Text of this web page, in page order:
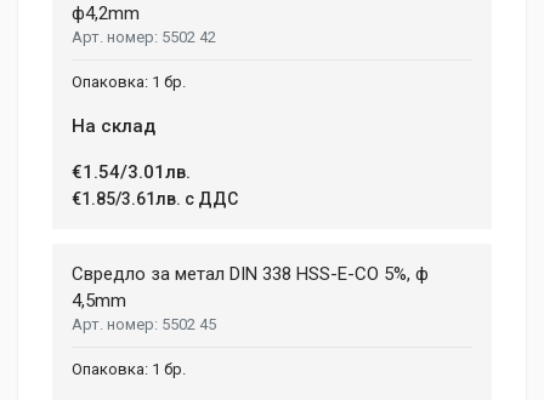
Post Your Review
ф4,2mm
5502 42
1 бр.
На склад
€1.54/3.01лв.
€1.85/3.61лв. с ДДС
Свредло за метал DIN 338 HSS-E-CO 5%, ф
4,5mm
5502 45
1 бр.